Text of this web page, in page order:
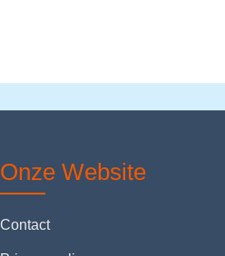
Onze Website
Contact